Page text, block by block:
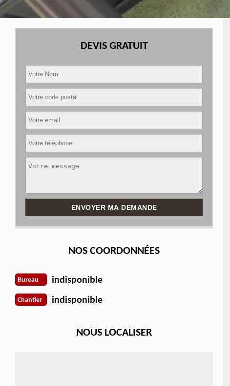
DEVIS GRATUIT
NOS COORDONNÉES
Bureau indisponible
Chantier indisponible
NOUS LOCALISER